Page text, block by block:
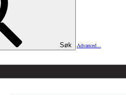
Søk Advanced...